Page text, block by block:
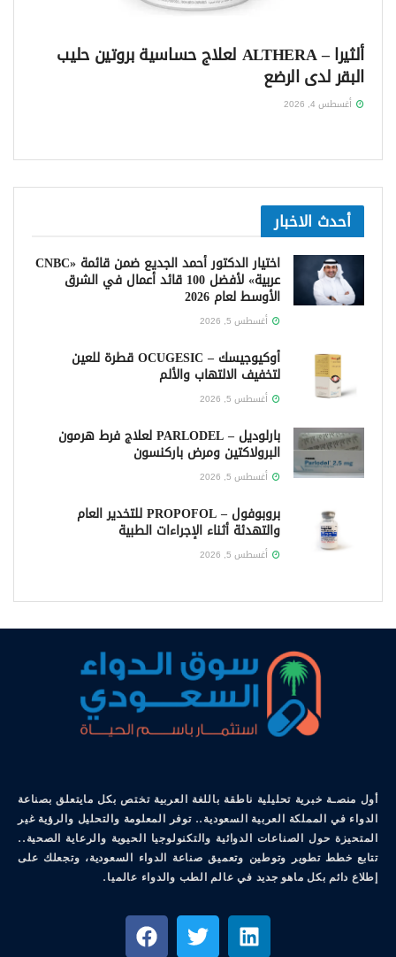
ألثيرا – ALTHERA لعلاج حساسية بروتين حليب
البقر لدى الرضع
أغسطس 4, 2026
أحدث الاخبار
اختيار الدكتور أحمد الجديع ضمن قائمة «CNBC
عربية» لأفضل 100 قائد أعمال في الشرق
الأوسط لعام 2026
أغسطس 5, 2026
أوكيوجيسك – OCUGESIC قطرة للعين
لتخفيف الالتهاب والألم
أغسطس 5, 2026
بارلوديل – PARLODEL لعلاج فرط هرمون
البرولاكتين ومرض باركنسون
أغسطس 5, 2026
بروبوفول – PROPOFOL للتخدير العام
والتهدئة أثناء الإجراءات الطبية
أغسطس 5, 2026
أول منصـة خبرية تحليلية ناطقة باللغة العربية تختص بكل مايتعلق بصناعة
الدواء في المملكة العربية السعودية.. توفر المعلومة والتحليل والرؤية غير
المتحيزة حول الصناعات الدوائية والتكنولوجيا الحيوية والرعاية الصحية..
تتابع خطط تطوير وتوطين وتعميق صناعة الدواء السعودية، وتجعلك على
إطلاع دائم بكل ماهو جديد في عالم الطب والدواء عالميا.